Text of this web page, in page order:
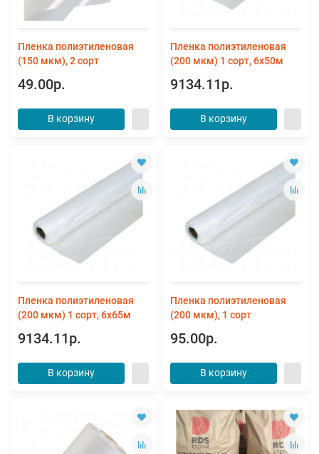
Пленка полиэтиленовая
(150 мкм), 2 сорт
49.00р.
В корзину
Пленка полиэтиленовая
(200 мкм) 1 сорт, 6х50м
9134.11р.
В корзину
Пленка полиэтиленовая
(200 мкм) 1 сорт, 6х65м
9134.11р.
В корзину
Пленка полиэтиленовая
(200 мкм), 1 сорт
95.00р.
В корзину